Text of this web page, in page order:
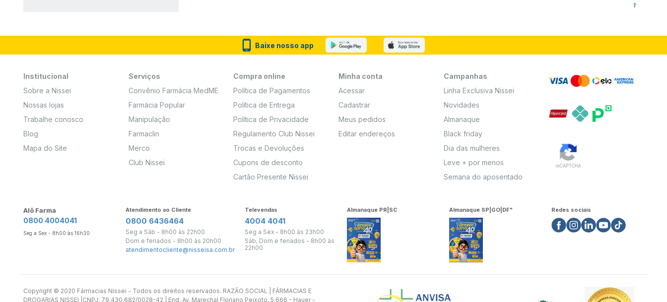
1
Baixe nosso app
Institucional
Sobre a Nissei
Nossas lojas
Trabalhe conosco
Blog
Mapa do Site
Serviços
Convênio Farmácia MedME
Farmácia Popular
Manipulação
Farmaclin
Merco
Club Nissei
Compra online
Política de Pagamentos
Política de Entrega
Política de Privacidade
Regulamento Club Nissei
Trocas e Devoluções
Cupons de desconto
Cartão Presente Nissei
Minha conta
Acessar
Cadastrar
Meus pedidos
Editar endereços
Campanhas
Linha Exclusiva Nissei
Novidades
Almanaque
Black friday
Dia das mulheres
Leve + por menos
Semana do aposentado
Alô Farma
0800 4004041
Seg a Sex - 8h00 às 16h30
Atendimento ao Cliente
0800 6436464
Seg a Sáb - 8h00 às 22h00
Dom e feriados - 8h00 às 20h00
atendimentocliente@nisseisa.com.br
Televendas
4004 4041
Seg a Sex - 8h00 às 23h00
Sáb, Dom e feriados - 8h00 às
22h00
Almanaque PR|SC Almanaque SP|GO|DF" Redes sociais
Copyright ©️ 2020 Fármacias Nissei - Todos os direitos reservados. RAZÃO SOCIAL | FÁRMACIAS E
DROGARIAS NISSEI |CNPJ: 79.430.682/0028-42 | End: Av. Marechal Floriano Peixoto, 5.666 - Hauer -